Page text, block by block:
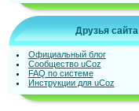
Друзья сайта
Официальный блог
Сообщество uCoz
FAQ по системе
Инструкции для uCoz